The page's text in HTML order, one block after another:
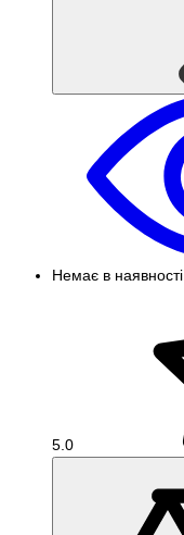
Немає в наявності
5.0